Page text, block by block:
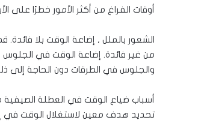
أوقات الفراغ من أكثر الأمور خطرًا على
الشعور بالملل , إضاعة الوقت بلا
من غير فائدة. إضاعة الوقت في الجلوس
والجلوس في الطرقات دون الحاجة إلى
أسباب ضياع الوقت في العطلة
تحديد هدف معين لاستغلال الوقت في